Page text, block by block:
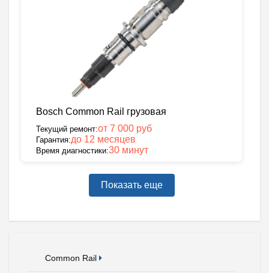
Bosch Common Rail грузовая
Текущий ремонт:от 7 000 руб
Гарантия:до 12 месяцев
Время диагностики:30 минут
Показать еще
Common Rail